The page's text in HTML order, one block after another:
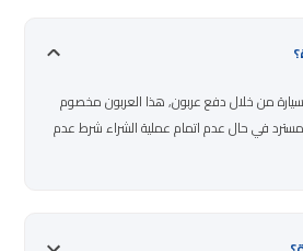
من خلال دفع عربون, هذا العربون مخصوم
في حال عدم اتمام عملية الشراء شرط عدم